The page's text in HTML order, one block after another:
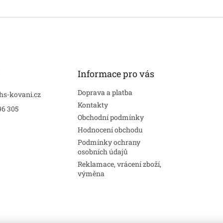
kovani.cz
305
Informace pro vás
Doprava a platba
Kontakty
Obchodní podmínky
Hodnocení obchodu
Podmínky ochrany
osobních údajů
Reklamace, vrácení zboží,
výměna